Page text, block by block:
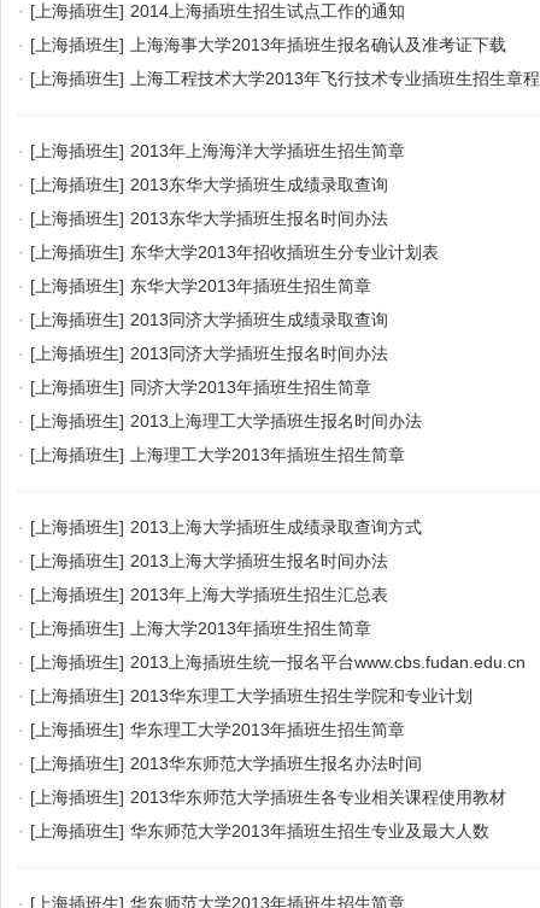
· [上海插班生] 2014上海插班生招生试点工作的通知
· [上海插班生]
上海海事大学2013年插班生报名确认及准考证下载
· [上海插班生] 上海工程技术大学2013年飞行技术专业插班生招生章程
· [上海插班生] 2013年上海海洋大学插班生招生简章
· [上海插班生] 2013东华大学插班生成绩录取查询
· [上海插班生] 2013东华大学插班生报名时间办法
· [上海插班生] 东华大学2013年招收插班生分专业计划表
· [上海插班生] 东华大学2013年插班生招生简章
· [上海插班生] 2013同济大学插班生成绩录取查询
· [上海插班生] 2013同济大学插班生报名时间办法
· [上海插班生] 同济大学2013年插班生招生简章
· [上海插班生] 2013上海理工大学插班生报名时间办法
· [上海插班生] 上海理工大学2013年插班生招生简章
· [上海插班生] 2013上海大学插班生成绩录取查询方式
· [上海插班生] 2013上海大学插班生报名时间办法
· [上海插班生] 2013年上海大学插班生招生汇总表
· [上海插班生]
上海大学2013年插班生招生简章
· [上海插班生] 2013上海插班生统一报名平台www.cbs.fudan.edu.cn
· [上海插班生] 2013华东理工大学插班生招生学院和专业计划
· [上海插班生] 华东理工大学2013年插班生招生简章
· [上海插班生] 2013华东师范大学插班生报名办法时间
· [上海插班生] 2013华东师范大学插班生各专业相关课程使用教材
· [上海插班生] 华东师范大学2013年插班生招生专业及最大人数
· [上海插班生] 华东师范大学2013年插班生招生简章